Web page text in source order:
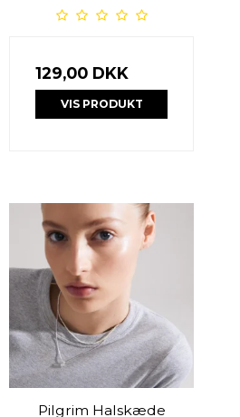
129,00 DKK
VIS PRODUKT
Pilgrim Halskæde